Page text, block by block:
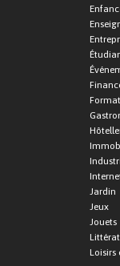
Jardin
Jeux
Jouets
Loisirs